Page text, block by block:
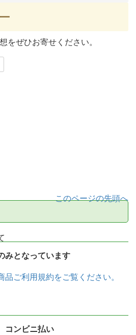
をぜひお寄せください。
このページの先頭へ
みとなっています
品ご利用規約をご覧ください。
ンビニ払い